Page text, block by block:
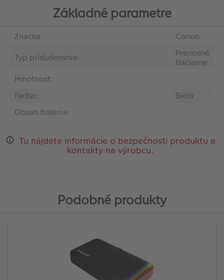
Základné parametre
Značka:
Canon
Typ príslušenstva:
Prenosné
tlačiarne
Hmotnosť:
Farba:
Biela
Obsah balenia:
Tu nájdete informácie o bezpečnosti produktu a
kontakty na výrobcu.
Podobné produkty